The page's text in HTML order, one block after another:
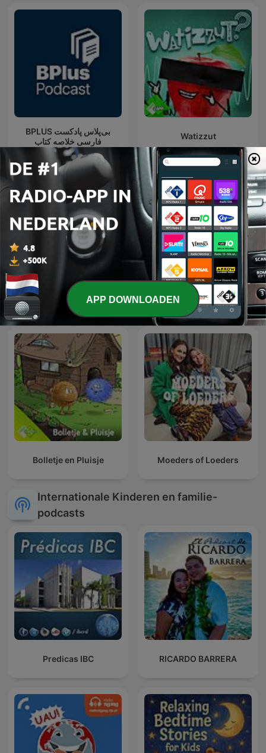
‌BPLUS بی‌پلاس پادکست
فارسی خلاصه کتاب
Watizzut
Libre antenne week-end Tina FM: B&B Vol Liefde
Bolletje en Pluisje Moeders of Loeders
Internationale Kinderen en familie-
podcasts
Predicas IBC RICARDO BARRERA
APP DOWNLOADEN